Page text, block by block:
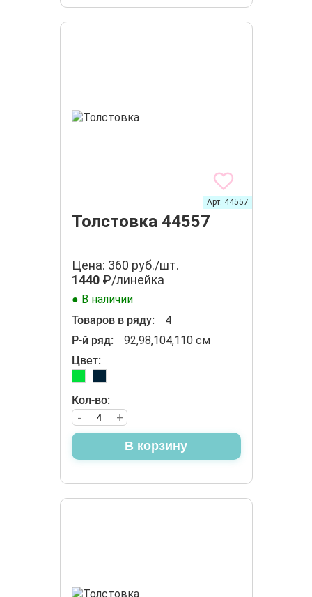
Толстовка 44557
Арт. 44557
Цена: 360 руб./шт.
1440₽/линейка
● В наличии
Товаров в ряду:
4
Р-й ряд:
92,98,104,110 см
Цвет:
Кол-во:
+
-
В корзину